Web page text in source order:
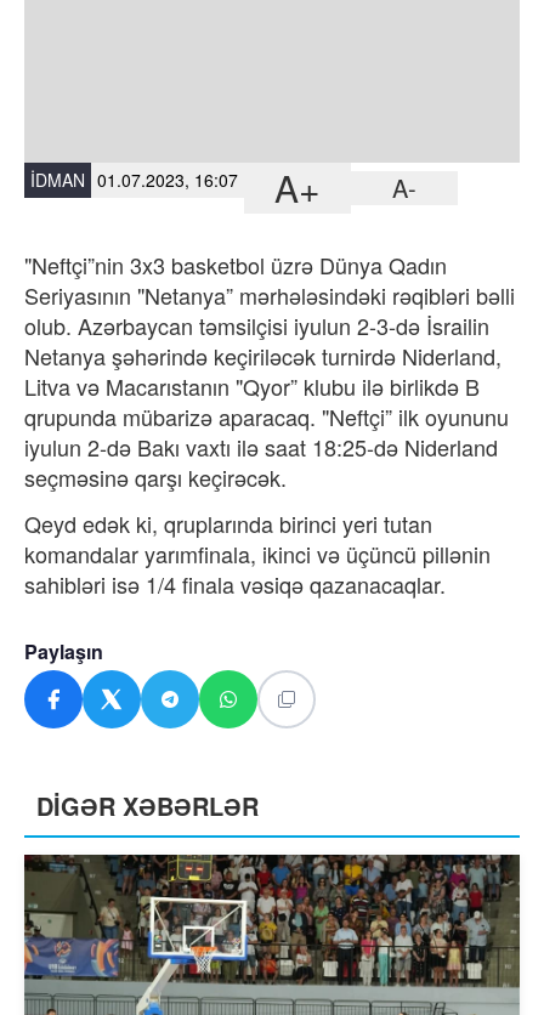
İDMAN 01.07.2023, 16:07 A+ A-
"Neftçi”nin 3x3 basketbol üzrə Dünya Qadın
Seriyasının "Netanya” mərhələsindəki rəqibləri bəlli
olub. Azərbaycan təmsilçisi iyulun 2-3-də İsrailin
Netanya şəhərində keçiriləcək turnirdə Niderland,
Litva və Macarıstanın "Qyor” klubu ilə birlikdə B
qrupunda mübarizə aparacaq. "Neftçi” ilk oyununu
iyulun 2-də Bakı vaxtı ilə saat 18:25-də Niderland
seçməsinə qarşı keçirəcək.
Qeyd edək ki, qruplarında birinci yeri tutan
komandalar yarımfinala, ikinci və üçüncü pillənin
sahibləri isə 1/4 finala vəsiqə qazanacaqlar.
Paylaşın
DİGƏR XƏBƏRLƏR